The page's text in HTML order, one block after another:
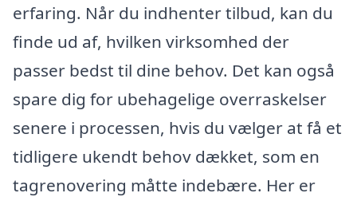
erfaring. Når du indhenter tilbud, kan du
finde ud af, hvilken virksomhed der
passer bedst til dine behov. Det kan også
spare dig for ubehagelige overraskelser
senere i processen, hvis du vælger at få et
tidligere ukendt behov dækket, som en
tagrenovering måtte indebære. Her er